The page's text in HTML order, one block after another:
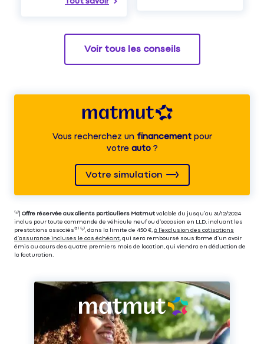
Voir tous les conseils
Vous recherchez unfinancementpour
votre auto?
Votre simulation
⁽⁴⁾| Offre réservée aux clients particuliers Matmut valable du jusqu’au 31/12/2024
inclus pour toute commande de véhicule neuf ou d’occasion en LLD, incluant les
prestations associés⁽³⁾ ⁽⁵⁾, dans la limite de 450 €, à l’exclusion des cotisations
d’assurance incluses le cas échéant, qui sera remboursé sous forme d’un avoir
émis au cours des quatre premiers mois de location, qui viendra en déduction de
la facturation.